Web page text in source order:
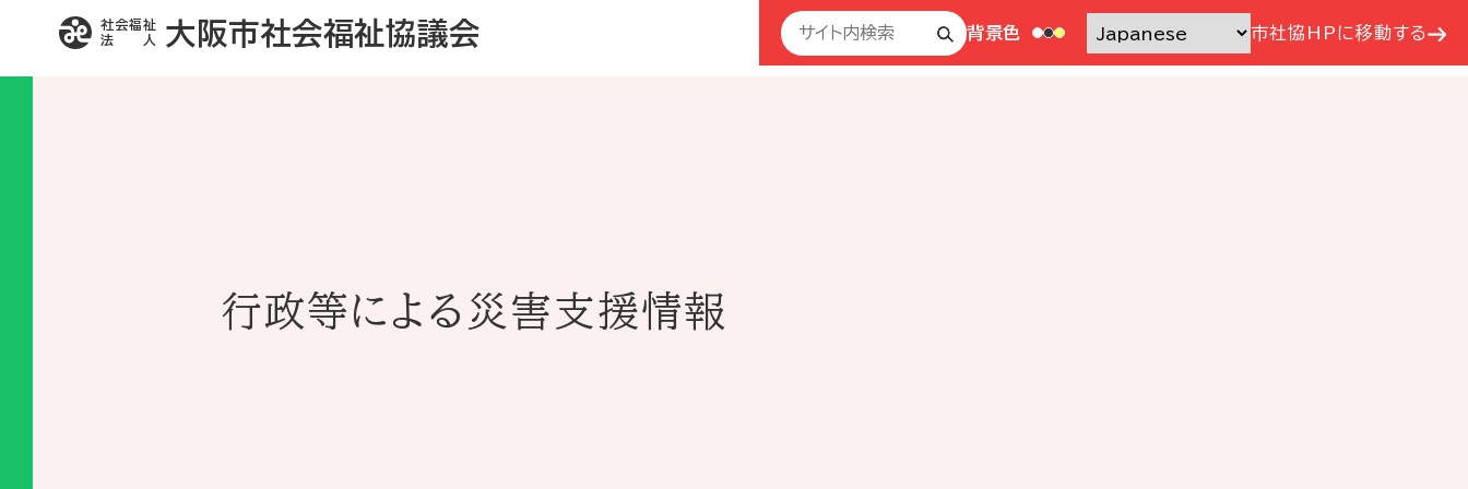
社会福祉
法 人
大阪市社会福祉協議会 背景色 市社協HPに移動する
行政等による災害支援情報